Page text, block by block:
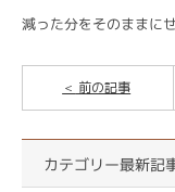
減った分をそのままに
前の記事
カテゴリー最新記